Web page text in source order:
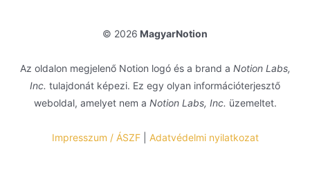
© 2026 MagyarNotion
Az oldalon megjelenő Notion logó és a brand a Notion Labs,
Inc. tulajdonát képezi. Ez egy olyan információterjesztő
weboldal, amelyet nem a Notion Labs, Inc. üzemeltet.
Impresszum / ÁSZF| Adatvédelmi nyilatkozat